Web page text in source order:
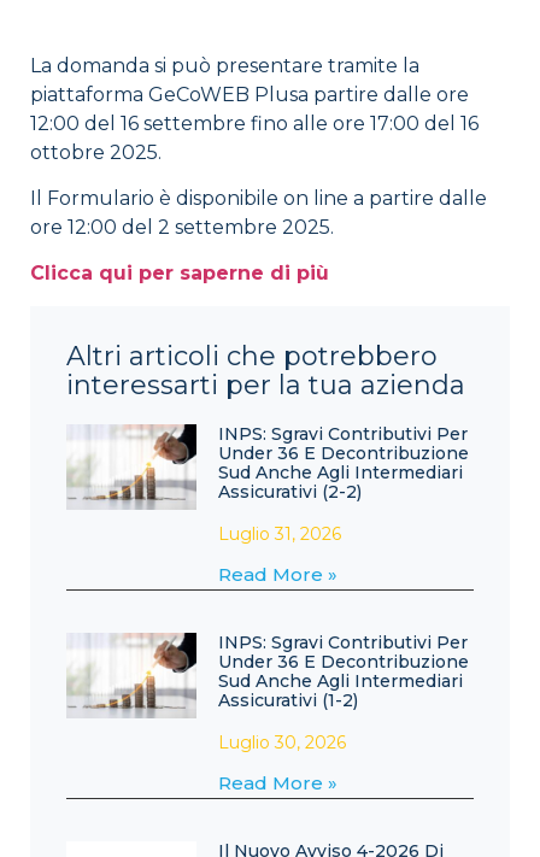
La domanda si può presentare tramite la
piattaforma GeCoWEB Plusa partire dalle ore
12:00 del 16 settembre fino alle ore 17:00 del 16
ottobre 2025.
Il Formulario è disponibile on line a partire dalle
ore 12:00 del 2 settembre 2025.
Clicca qui per saperne di più
Altri articoli che potrebbero
interessarti per la tua azienda
INPS: Sgravi Contributivi Per
Under 36 E Decontribuzione
Sud Anche Agli Intermediari
Assicurativi (2-2)
Luglio 31, 2026
Read More »
INPS: Sgravi Contributivi Per
Under 36 E Decontribuzione
Sud Anche Agli Intermediari
Assicurativi (1-2)
Luglio 30, 2026
Read More »
Il Nuovo Avviso 4-2026 Di